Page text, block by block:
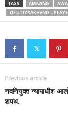
TAGS AMAZING
OF UTTARAKHAND…
Previous article
नवनियुक्त न्यायाधीश
शपथ.